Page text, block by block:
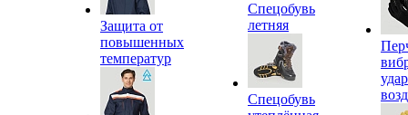
Защита от
повышенных
температур
Спецобувь
летняя
Спецобувь